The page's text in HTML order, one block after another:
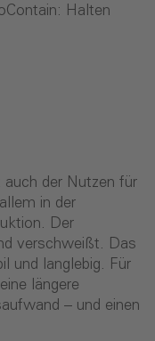
Halten
auch der Nutzen für
in der
Der
verschweißt. Das
und langlebig. Für
längere
– und einen